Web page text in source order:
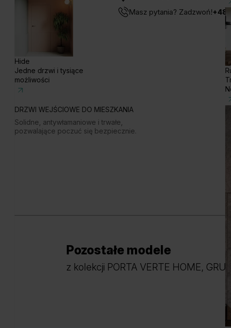
Hide
Jedne drzwi i tysiące
możliwości
DRZWI WEJŚCIOWE DO MIESZKANIA
Solidne, antywłamaniowe i trwałe,
pozwalające poczuć się bezpiecznie.
Masz pytania? Zadzwoń!+48
Pozostałe modele
z kolekcji PORTA VERTE HOME,